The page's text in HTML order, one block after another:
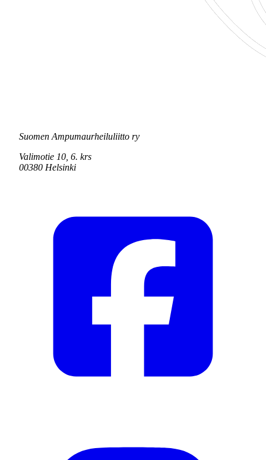
Suomen Ampumaurheiluliitto ry
Valimotie 10, 6. krs
00380 Helsinki